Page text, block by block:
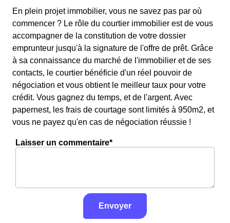
En plein projet immobilier, vous ne savez pas par où
commencer ? Le rôle du courtier immobilier est de vous
accompagner de la constitution de votre dossier
emprunteur jusqu'à la signature de l'offre de prêt. Grâce
à sa connaissance du marché de l'immobilier et de ses
contacts, le courtier bénéficie d'un réel pouvoir de
négociation et vous obtient le meilleur taux pour votre
crédit. Vous gagnez du temps, et de l'argent. Avec
papernest, les frais de courtage sont limités à 950m2, et
vous ne payez qu'en cas de négociation réussie !
Laisser un commentaire*
Envoyer